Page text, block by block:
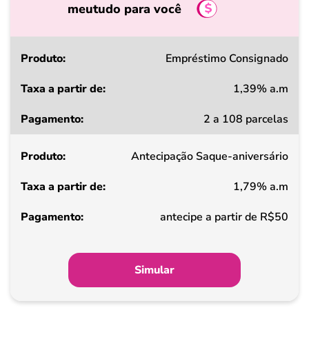
meutudo para você
Produto
a
de
Pagamento
Empréstimo Consignado
1,39% a.m
2 a 108 parcelas
Antecipação Saque-aniversário
1,79% a.m
antecipe a partir de R$50
Simular